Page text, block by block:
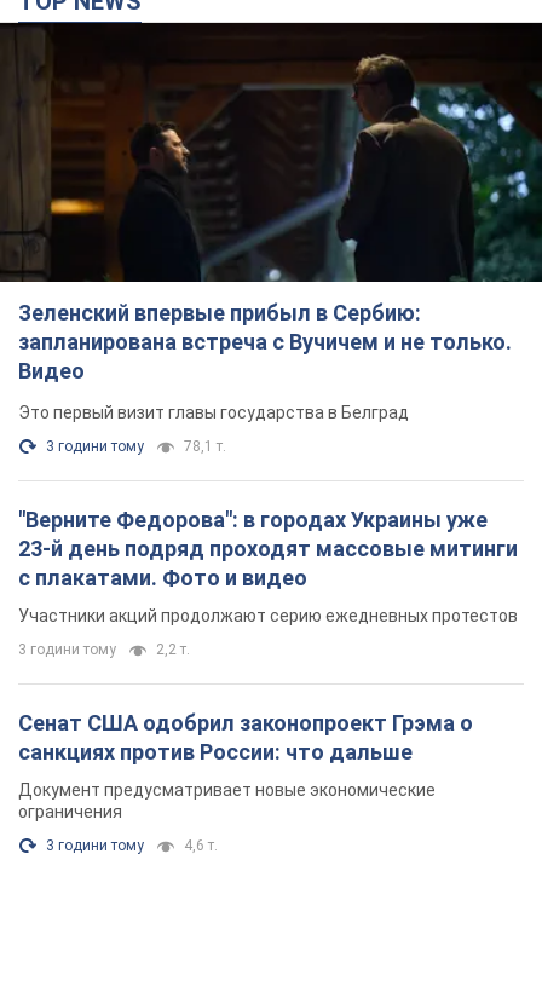
Зеленский впервые прибыл в Сербию:
запланирована встреча с Вучичем и не только.
Видео
Это первый визит главы государства в Белград
3 години тому
"Верните Федорова": в городах Украины уже
23-й день подряд проходят массовые митинги
с плакатами. Фото и видео
Участники акций продолжают серию ежедневных протестов
3 години тому 2,2 т.
Сенат США одобрил законопроект Грэма о
санкциях против России: что дальше
Документ предусматривает новые экономические
ограничения